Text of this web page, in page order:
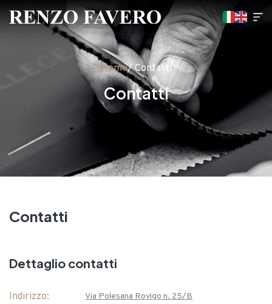
Home/ Contatti
Contatti
Contatti
Dettaglio contatti
Indirizzo:
Via Polesana Rovigo n. 25/B